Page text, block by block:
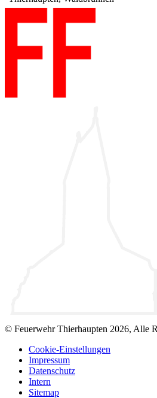
© Feuerwehr Thierhaupten 2026, Alle
Cookie-Einstellungen
Impressum
Datenschutz
Intern
Sitemap